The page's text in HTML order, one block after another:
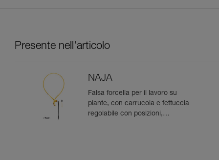
Presente nell'articolo
NAJA
Falsa forcella per il lavoro su
piante, con carrucola e fettuccia
regolabile con posizioni,